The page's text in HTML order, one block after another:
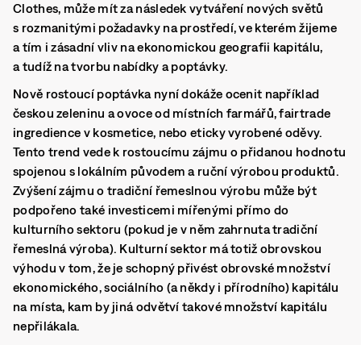
Clothes, může mít za následek vytváření nových světů
s rozmanitými požadavky na prostředí, ve kterém žijeme
a tím i zásadní vliv na ekonomickou geografii kapitálu,
a tudíž na tvorbu nabídky a poptávky.
Nově rostoucí poptávka nyní dokáže ocenit například
českou zeleninu a ovoce od místních farmářů, fairtrade
ingredience v kosmetice, nebo eticky vyrobené oděvy.
Tento trend vede k rostoucímu zájmu o přidanou hodnotu
spojenou s lokálním původem a ruční výrobou produktů.
Zvýšení zájmu o tradiční řemeslnou výrobu může být
podpořeno také investicemi mířenými přímo do
kulturního sektoru (pokud je v něm zahrnuta tradiční
řemeslná výroba). Kulturní sektor má totiž obrovskou
výhodu v tom, že je schopný přivést obrovské množství
ekonomického, sociálního (a někdy i přírodního) kapitálu
na místa, kam by jiná odvětví takové množství kapitálu
nepřilákala.